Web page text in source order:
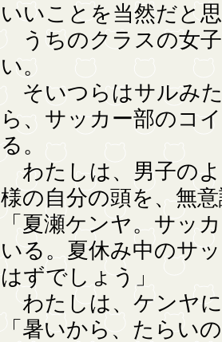
いいことを当然だと
うちのクラスの女
い。
そいつらはサルみ
ら、サッカー部のコ
る。
わたしは、男子の
様の自分の頭を、無
「夏瀬ケンヤ。サッ
いる。夏休み中のサ
はずでしょう」
わたしは、ケンヤ
「暑いから、たらい